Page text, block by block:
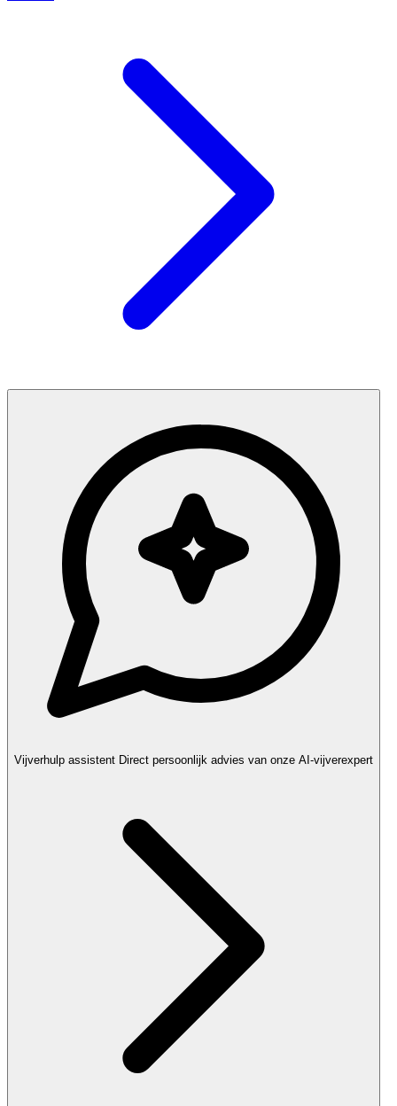
Vijverhulp assistent Direct persoonlijk advies van onze AI-vijverexpert